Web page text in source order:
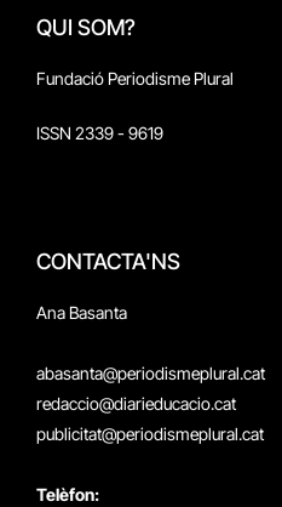
QUI SOM?
Fundació Periodisme Plural
ISSN 2339 - 9619
CONTACTA'NS
Ana Basanta
abasanta@periodismeplural.cat
redaccio@diarieducacio.cat
publicitat@periodismeplural.cat
Telèfon: